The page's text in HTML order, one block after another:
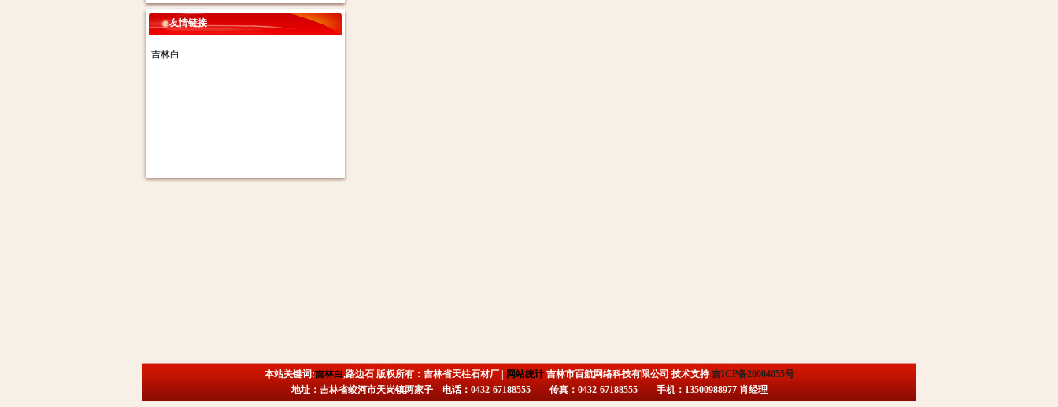
友情链接
吉林白
本站关键词:吉林白,路边石 版权所有：吉林省天柱石材厂 | 网站统计吉林市百航网络科技有限公司 技术支持吉ICP备20004055号
地址：吉林省蛟河市天岗镇两家子 电话：0432-67188555 传真：0432-67188555 手机：13500988977 肖经理